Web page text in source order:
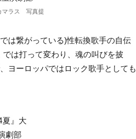
マラス 写真提
は繋がっている)性転換歌手の自伝
は打って変わり、魂の叫びを披
ヨーロッパではロック歌手としても